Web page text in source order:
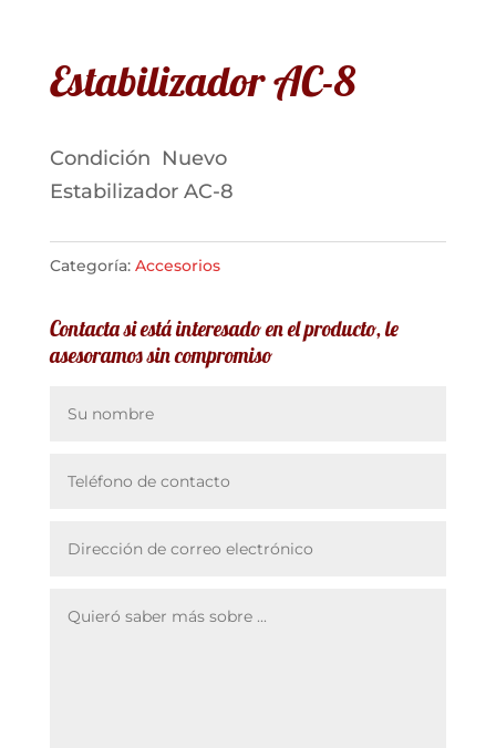
Estabilizador AC-8
Condición Nuevo
Estabilizador AC-8
Categoría: Accesorios
Contacta si está interesado en el producto, le
asesoramos sin compromiso